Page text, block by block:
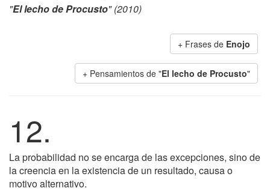
"El lecho de Procusto" (2010)
+ Frases de Enojo
+ Pensamientos de "El lecho de Procusto"
12.
La probabilidad no se encarga de las excepciones, sino de
la creencia en la existencia de un resultado, causa o
motivo alternativo.